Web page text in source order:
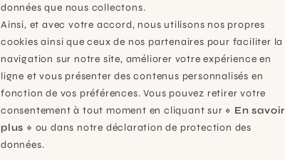
Plan-les-Ouates
À 15mn du centre de Genève
Chemin des Charrotons 25
1228 Plan-les-Ouates (GE)
Suisse
données que nous collectons.
Ainsi, et avec votre accord, nous utilisons nos propres
cookies ainsi que ceux de nos partenaires pour faciliter la
navigation sur notre site, améliorer votre expérience en
ligne et vous présenter des contenus personnalisés en
fonction de vos préférences. Vous pouvez retirer votre
consentement à tout moment en cliquant sur « En savoir
plus » ou dans notre déclaration de protection des
données.